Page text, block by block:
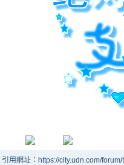
引用網址：https://city.udn.com/